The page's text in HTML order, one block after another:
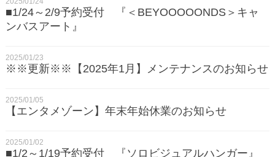
■1/24～2/9予約受付 『＜BEYOOOOONDS＞キャ
ンバスアート』
2025/01/23
※※更新※※【2025年1月】メンテナンスのお知らせ
2025/01/05
【エンタメゾーン】年末年始休業のお知らせ
2025/01/02
■1/2～1/19予約受付 『ソロビジュアルハンガー』